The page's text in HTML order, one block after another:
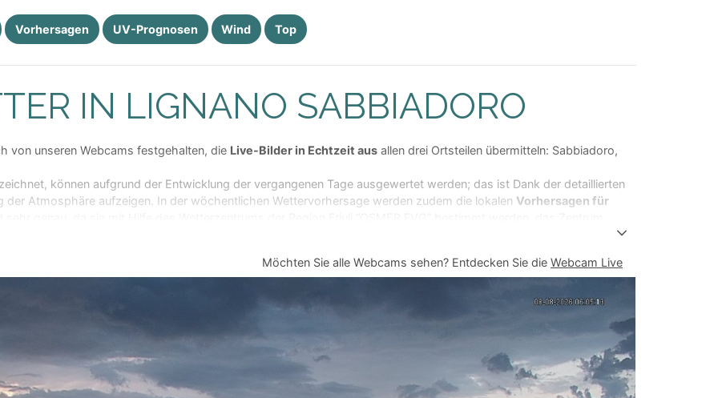
für helle Hauttypen in den folgenden Zeiten; am Vormittag von 10:30 > 11:30 und am Nachmittag von
werden im Index mit berechnet).
ist.
Vorhersagen UV-Prognosen Wind Top
IN LIGNANO SABBIADORO
von unseren Webcams festgehalten, die Live-Bilder in Echtzeit aus allen drei Ortsteilen übermitteln: Sabbiadoro,
können aufgrund der Entwicklung der vergangenen Tage ausgewertet werden; das ist Dank der detaillierten
der Atmosphäre aufzeigen. In der wöchentlichen Wettervorhersage werden zudem die lokalen Vorhersagen für
Möchten Sie alle Webcams sehen? Entdecken Sie die Webcam Live